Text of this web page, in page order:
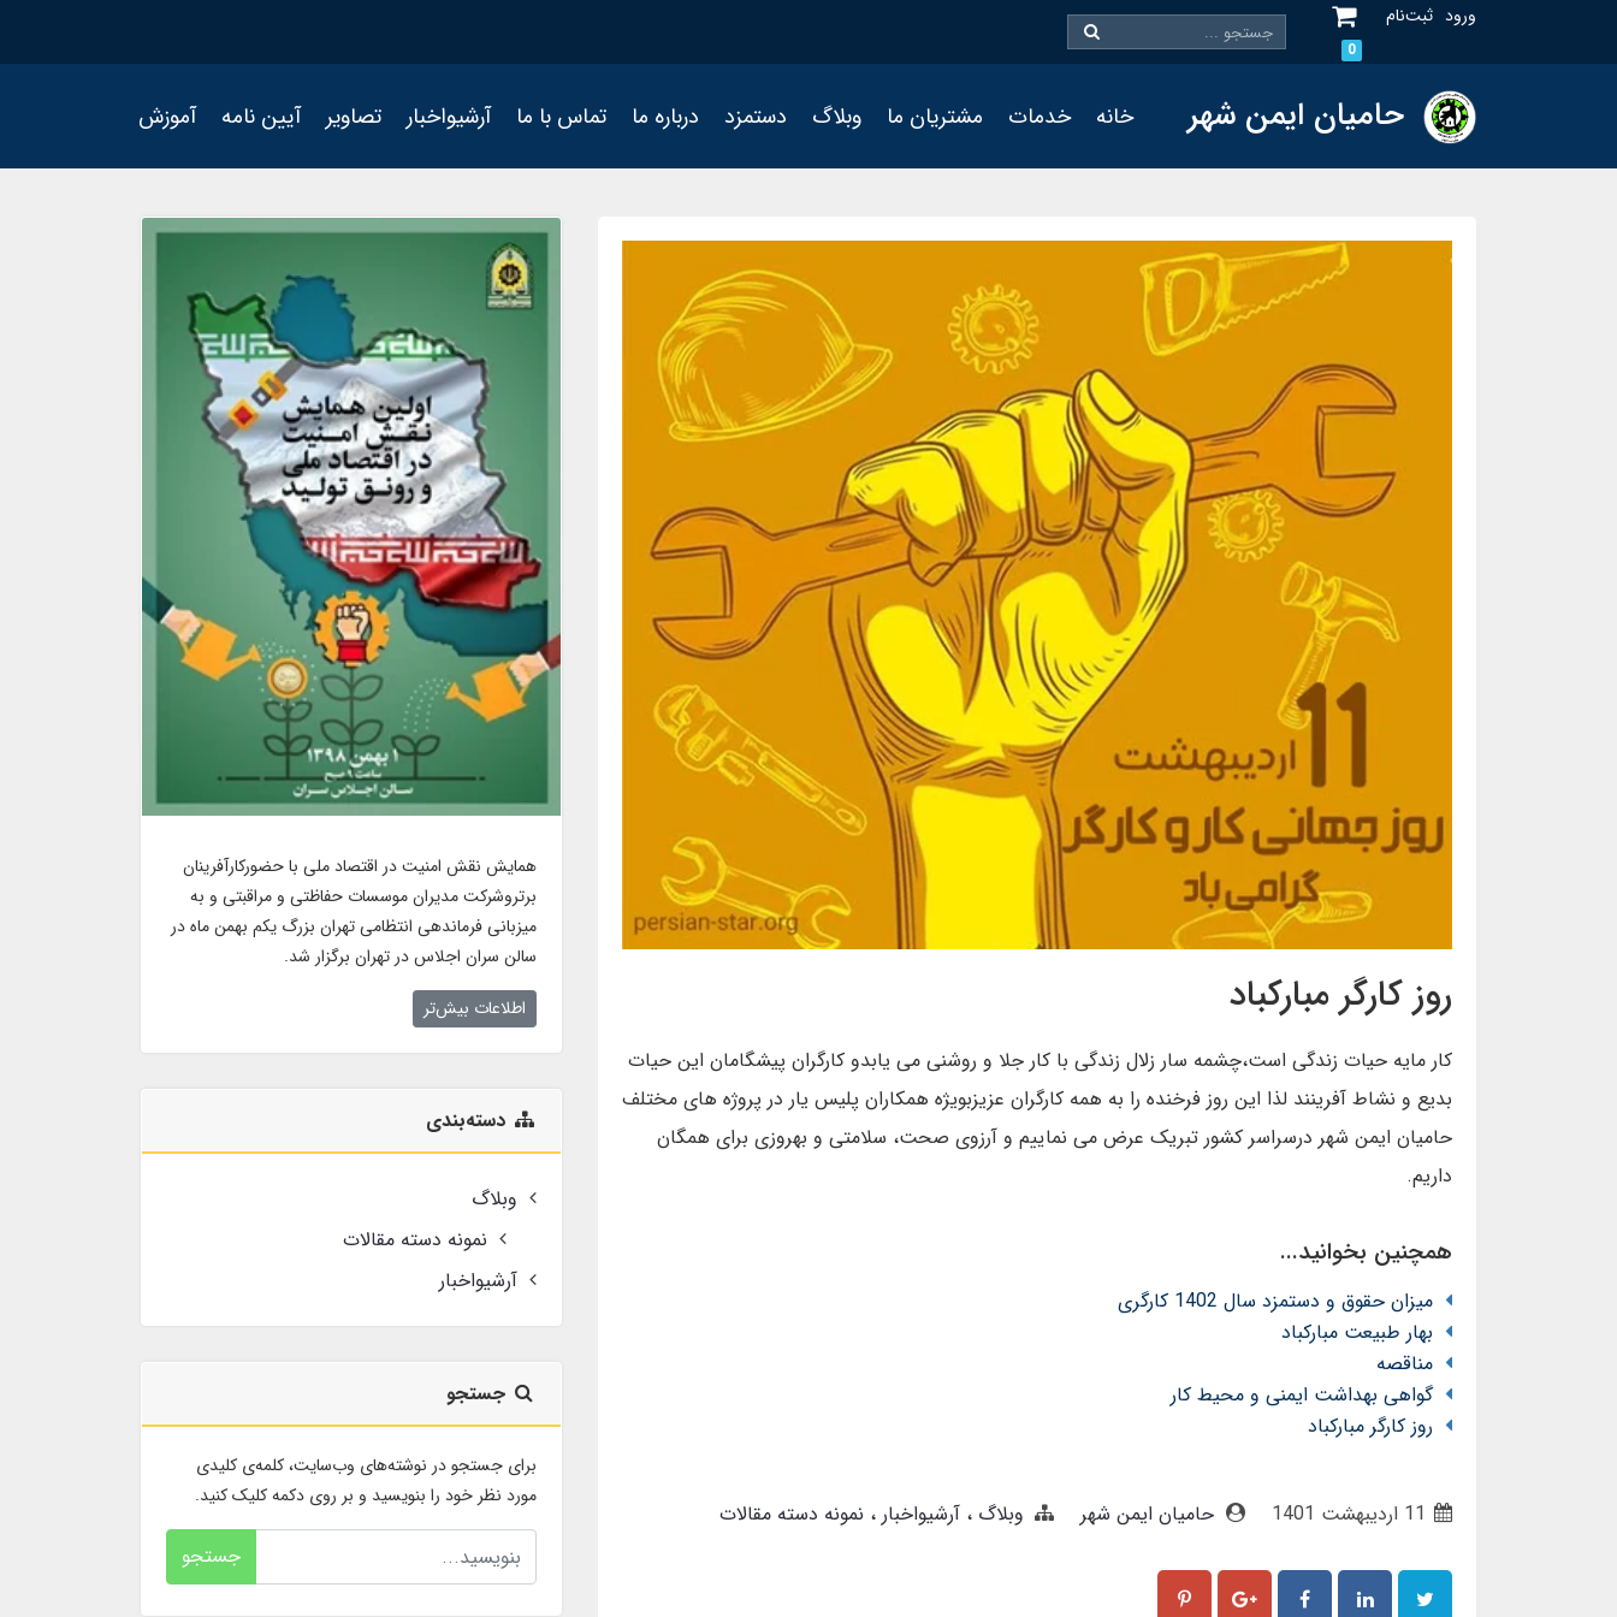
ورود ثبت‌نام
0
حامیان ایمن شهر خانه خدمات مشتریان ما وبلاگ دستمزد درباره ما تماس با ما آرشیواخبار تصاویر آیین نامه آموزش
روز کارگر مبارکباد
کار مایه حیات زندگی است،چشمه سار زلال زندگی با کار جلا و روشنی می یابدو کارگران پیشگامان این حیات
بدیع و نشاط آفرینند لذا این روز فرخنده را به همه کارگران عزیزبویژه همکاران پلیس یار در پروژه های مختلف
حامیان ایمن شهر درسراسر کشور تبریک عرض می نماییم و آرزوی صحت، سلامتی و بهروزی برای همگان
داریم.
همچنین بخوانید...
میزان حقوق و دستمزد سال 1402 کارگری
بهار طبیعت مبارکباد
مناقصه
گواهی بهداشت ایمنی و محیط کار
روز کارگر مبارکباد
حامیان ایمن شهر وبلاگ آرشیواخبار نمونه دسته مقالات
همایش نقش امنیت در اقتصاد ملی با حضورکارآفرینان
برتروشرکت مدیران موسسات حفاظتی و مراقبتی و به
میزبانی فرماندهی انتظامی تهران بزرگ یکم بهمن ماه در
سالن سران اجلاس در تهران برگزار شد.
اطلاعات بیش‌تر
دسته‌بندی
وبلاگ
نمونه دسته مقالات
آرشیواخبار
جستجو
برای جستجو در نوشته‌های وب‌سایت، کلمه‌ی کلیدی
مورد نظر خود را بنویسید و بر روی دکمه کلیک کنید.
جستجو